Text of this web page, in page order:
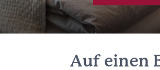
Auf einen